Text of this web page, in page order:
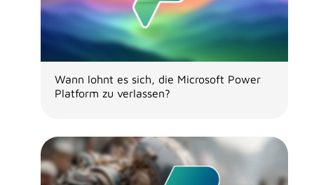
Wann lohnt es sich, die Microsoft Power
Platform zu verlassen?